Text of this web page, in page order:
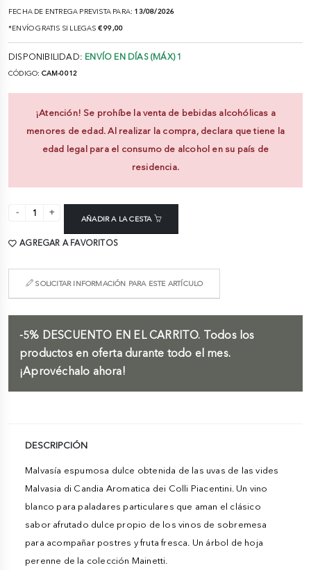
FECHA DE ENTREGA PREVISTA PARA: 13/08/2026
*ENVÍO GRATIS SI LLEGAS € 99,00
DISPONIBILIDAD: ENVÍO EN DÍAS (MÁX) 1
CÓDIGO: CAM-0012
¡Atención! Se prohíbe la venta de bebidas alcohólicas a
menores de edad. Al realizar la compra, declara que tiene la
edad legal para el consumo de alcohol en su país de
residencia.
AÑADIR A LA CESTA
AGREGAR A FAVORITOS
SOLICITAR INFORMACIÓN PARA ESTE ARTÍCULO
-5% DESCUENTO EN EL CARRITO. Todos los
productos en oferta durante todo el mes.
¡Aprovéchalo ahora!
DESCRIPCIÓN
Malvasía espumosa dulce obtenida de las uvas de las vides
Malvasia di Candia Aromatica dei Colli Piacentini. Un vino
blanco para paladares particulares que aman el clásico
sabor afrutado dulce propio de los vinos de sobremesa
para acompañar postres y fruta fresca. Un árbol de hoja
perenne de la colección Mainetti.